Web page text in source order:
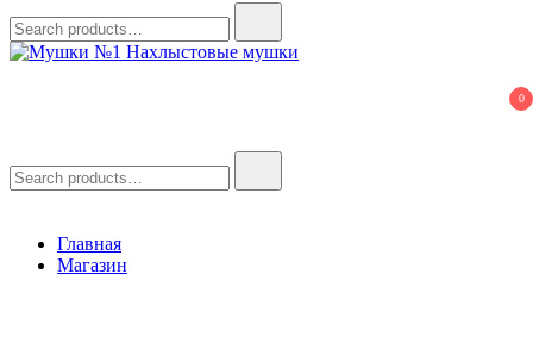
for:
0
for:
Главная
Магазин